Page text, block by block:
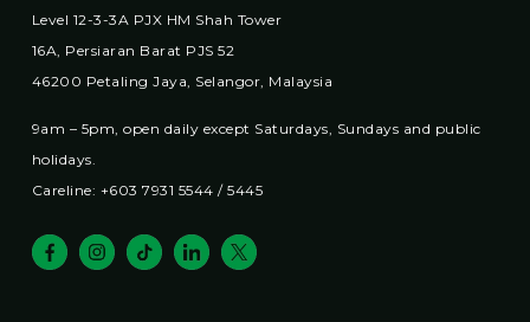
Level 12-3-3A PJX HM Shah Tower
16A, Persiaran Barat PJS 52
46200 Petaling Jaya, Selangor, Malaysia
9am – 5pm, open daily except Saturdays, Sundays and public
holidays.
Careline: +603 7931 5544 / 5445